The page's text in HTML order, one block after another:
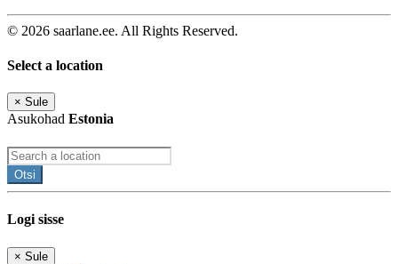
© 2026 saarlane.ee. All Rights Reserved.
Select a location
× Sule
Asukohad Estonia
Otsi
Logi sisse
× Sule